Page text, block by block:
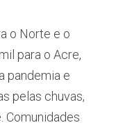
o Norte e o
para o Acre,
pandemia e
pelas chuvas,
Comunidades